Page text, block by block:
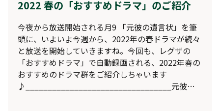
2022 春の「おすすめドラマ」のご紹介
今夜から放送開始される月9 「元彼の遺言状」を筆
頭に、いよいよ今週から、2022年の春ドラマが続々
と放送を開始していきますね。今回も、レグザの
「おすすめドラマ」で自動録画される、2022年春の
おすすめのドラマ群をご紹介しちゃいます
♪_________________________________元彼の